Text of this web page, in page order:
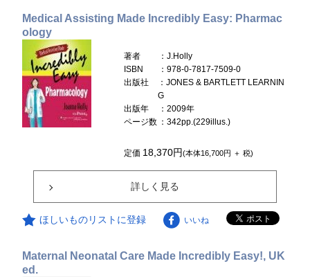
Medical Assisting Made Incredibly Easy: Pharmac
ology
著者
：J.Holly
ISBN
：978-0-7817-7509-0
出版社
：JONES & BARTLETT LEARNIN
G
出版年
：2009年
ページ数 ：342pp.(229illus.)
定価 18,370円(本体16,700円 ＋ 税)
詳しく見る
ほしいものリストに登録 いいね
Maternal Neonatal Care Made Incredibly Easy!, UK
ed.